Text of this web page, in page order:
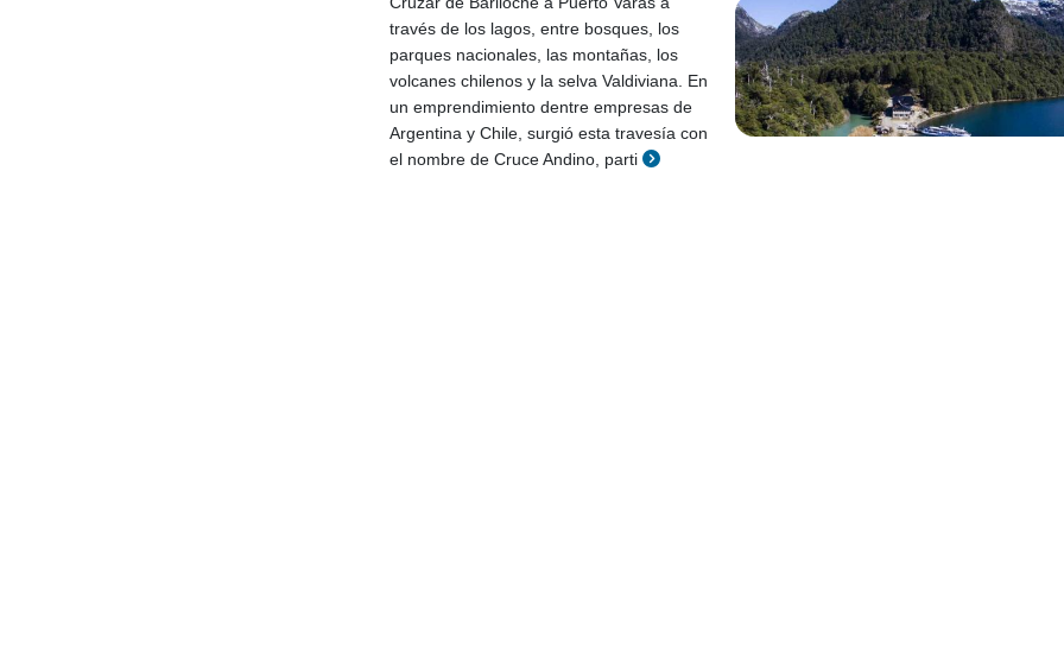
través de los lagos, entre bosques, los
parques nacionales, las montañas, los
volcanes chilenos y la selva Valdiviana. En
un emprendimiento dentre empresas de
Argentina y Chile, surgió esta travesía con
el nombre de Cruce Andino, parti